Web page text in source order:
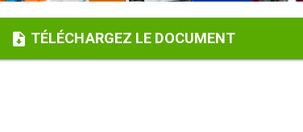
TÉLÉCHARGEZ LE DOCUMENT